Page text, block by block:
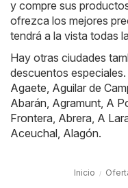
y compre sus
ofrezca los mejores
tendrá a la vista todas
Hay otras ciudades
descuentos
Agaete, Aguilar de
Abarán, Agramunt, A
Frontera, Abrera, A
Aceuchal, Alagón.
Inicio